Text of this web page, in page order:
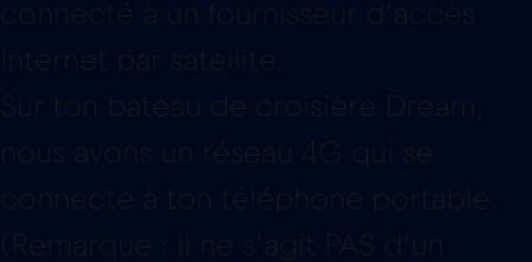
connecté à un fournisseur d’accès
Internet par satellite.
Sur ton bateau de croisière Dream,
nous avons un réseau 4G qui se
connecte à ton téléphone portable.
(Remarque : il ne s’agit PAS d’un